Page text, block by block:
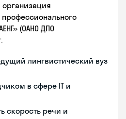
(ОАНО ДПО
лингвистический вуз
в сфере IT и
скорость речи и